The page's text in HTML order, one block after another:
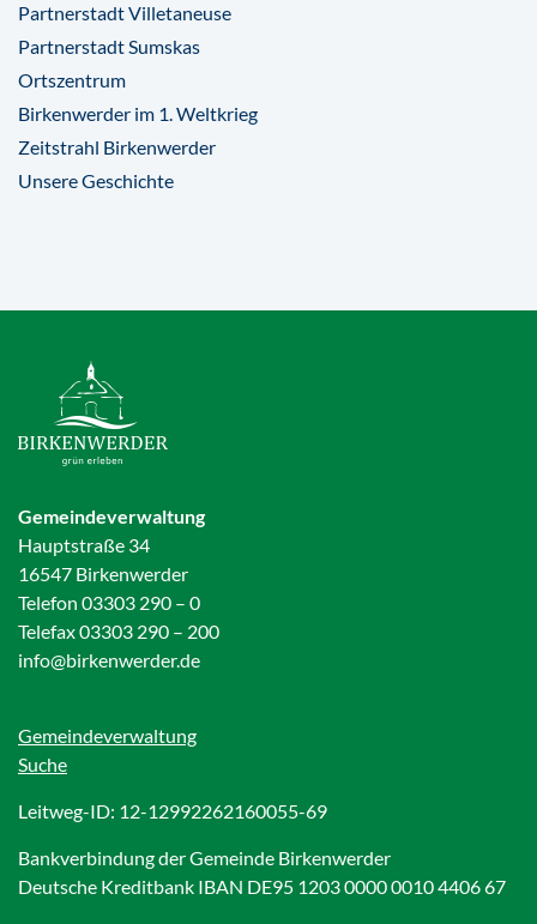
Partnerstadt Villetaneuse
Partnerstadt Sumskas
Ortszentrum
Birkenwerder im 1. Weltkrieg
Zeitstrahl Birkenwerder
Unsere Geschichte
Gemeindeverwaltung
Hauptstraße 34
16547 Birkenwerder
Telefon 03303 290 – 0
Telefax 03303 290 – 200
info@birkenwerder.de
Gemeindeverwaltung
Suche
Leitweg-ID: 12-12992262160055-69
Bankverbindung der Gemeinde Birkenwerder
Deutsche Kreditbank IBAN DE95 1203 0000 0010 4406 67